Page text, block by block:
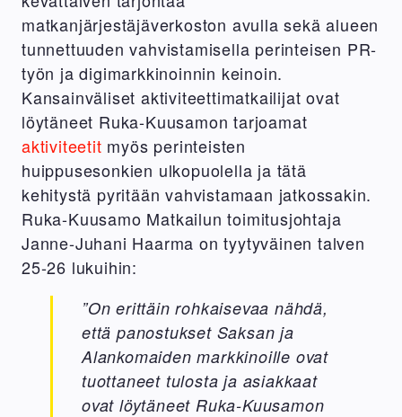
matkanjärjestäjäverkoston avulla sekä alueen
tunnettuuden vahvistamisella perinteisen PR-
työn ja digimarkkinoinnin keinoin.
Kansainväliset aktiviteettimatkailijat ovat
löytäneet Ruka-Kuusamon tarjoamat
aktiviteetit myös perinteisten
huippusesonkien ulkopuolella ja tätä
kehitystä pyritään vahvistamaan jatkossakin.
Ruka-Kuusamo Matkailun toimitusjohtaja
Janne-Juhani Haarma on tyytyväinen talven
25-26 lukuihin:
”On erittäin rohkaisevaa nähdä,
että panostukset Saksan ja
Alankomaiden markkinoille ovat
tuottaneet tulosta ja asiakkaat
ovat löytäneet Ruka-Kuusamon